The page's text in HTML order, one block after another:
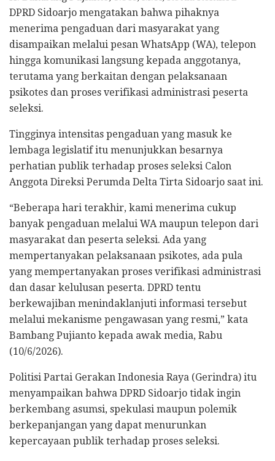
DPRD Sidoarjo mengatakan bahwa pihaknya
menerima pengaduan dari masyarakat yang
disampaikan melalui pesan WhatsApp (WA), telepon
hingga komunikasi langsung kepada anggotanya,
terutama yang berkaitan dengan pelaksanaan
psikotes dan proses verifikasi administrasi peserta
seleksi.
Tingginya intensitas pengaduan yang masuk ke
lembaga legislatif itu menunjukkan besarnya
perhatian publik terhadap proses seleksi Calon
Anggota Direksi Perumda Delta Tirta Sidoarjo saat ini.
“Beberapa hari terakhir, kami menerima cukup
banyak pengaduan melalui WA maupun telepon dari
masyarakat dan peserta seleksi. Ada yang
mempertanyakan pelaksanaan psikotes, ada pula
yang mempertanyakan proses verifikasi administrasi
dan dasar kelulusan peserta. DPRD tentu
berkewajiban menindaklanjuti informasi tersebut
melalui mekanisme pengawasan yang resmi,” kata
Bambang Pujianto kepada awak media, Rabu
(10/6/2026).
Politisi Partai Gerakan Indonesia Raya (Gerindra) itu
menyampaikan bahwa DPRD Sidoarjo tidak ingin
berkembang asumsi, spekulasi maupun polemik
berkepanjangan yang dapat menurunkan
kepercayaan publik terhadap proses seleksi.